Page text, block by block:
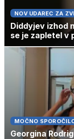
NOV UDAREC ZA
Diddyjev izhod
se je zapletel v
MOČNO
Georgina